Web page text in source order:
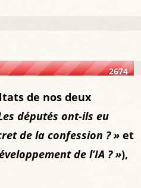
2674
de nos deux
députés ont-ils eu
de la confession ? » et
de l’IA ? »),